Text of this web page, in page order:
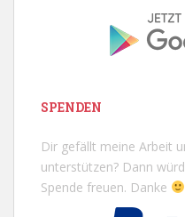
SPENDEN
Dir gefällt meine Arbeit
unterstützen? Dann
Spende freuen. Danke